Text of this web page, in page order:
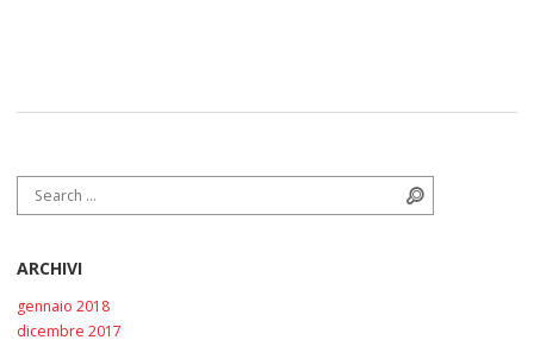
Search for:
ARCHIVI
gennaio 2018
dicembre 2017